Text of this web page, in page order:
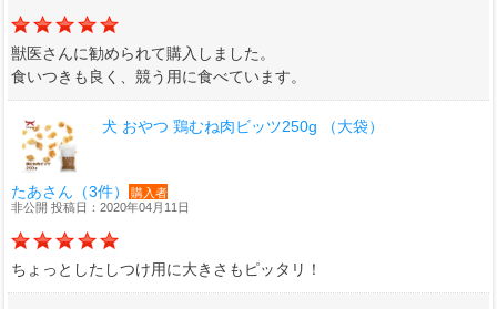
獣医さんに勧められて購入しました。
食いつきも良く、競う用に食べています。
犬 おやつ 鶏むね肉ビッツ250g （大袋）
たあさん（3件）
購入者
非公開 投稿日：2020年04月11日
ちょっとしたしつけ用に大きさもピッタリ！